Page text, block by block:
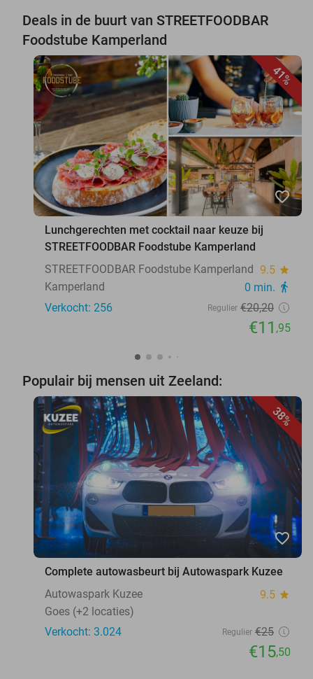
Deals in de buurt van STREETFOODBAR
Foodstube Kamperland
41%
favorite_border
Lunchgerechten met cocktail naar keuze bij
STREETFOODBAR Foodstube Kamperland
STREETFOODBAR Foodstube Kamperland 9.5 star
Kamperland 0 min. directions_walk
Verkocht: 256 Regulier €20,20
€11 ,95
Populair bij mensen uit Zeeland:
38%
favorite_border
Complete autowasbeurt bij Autowaspark Kuzee
Autowaspark Kuzee
9.5 star
Goes (+2 locaties)
Verkocht: 3.024
Regulier €25
€15,50